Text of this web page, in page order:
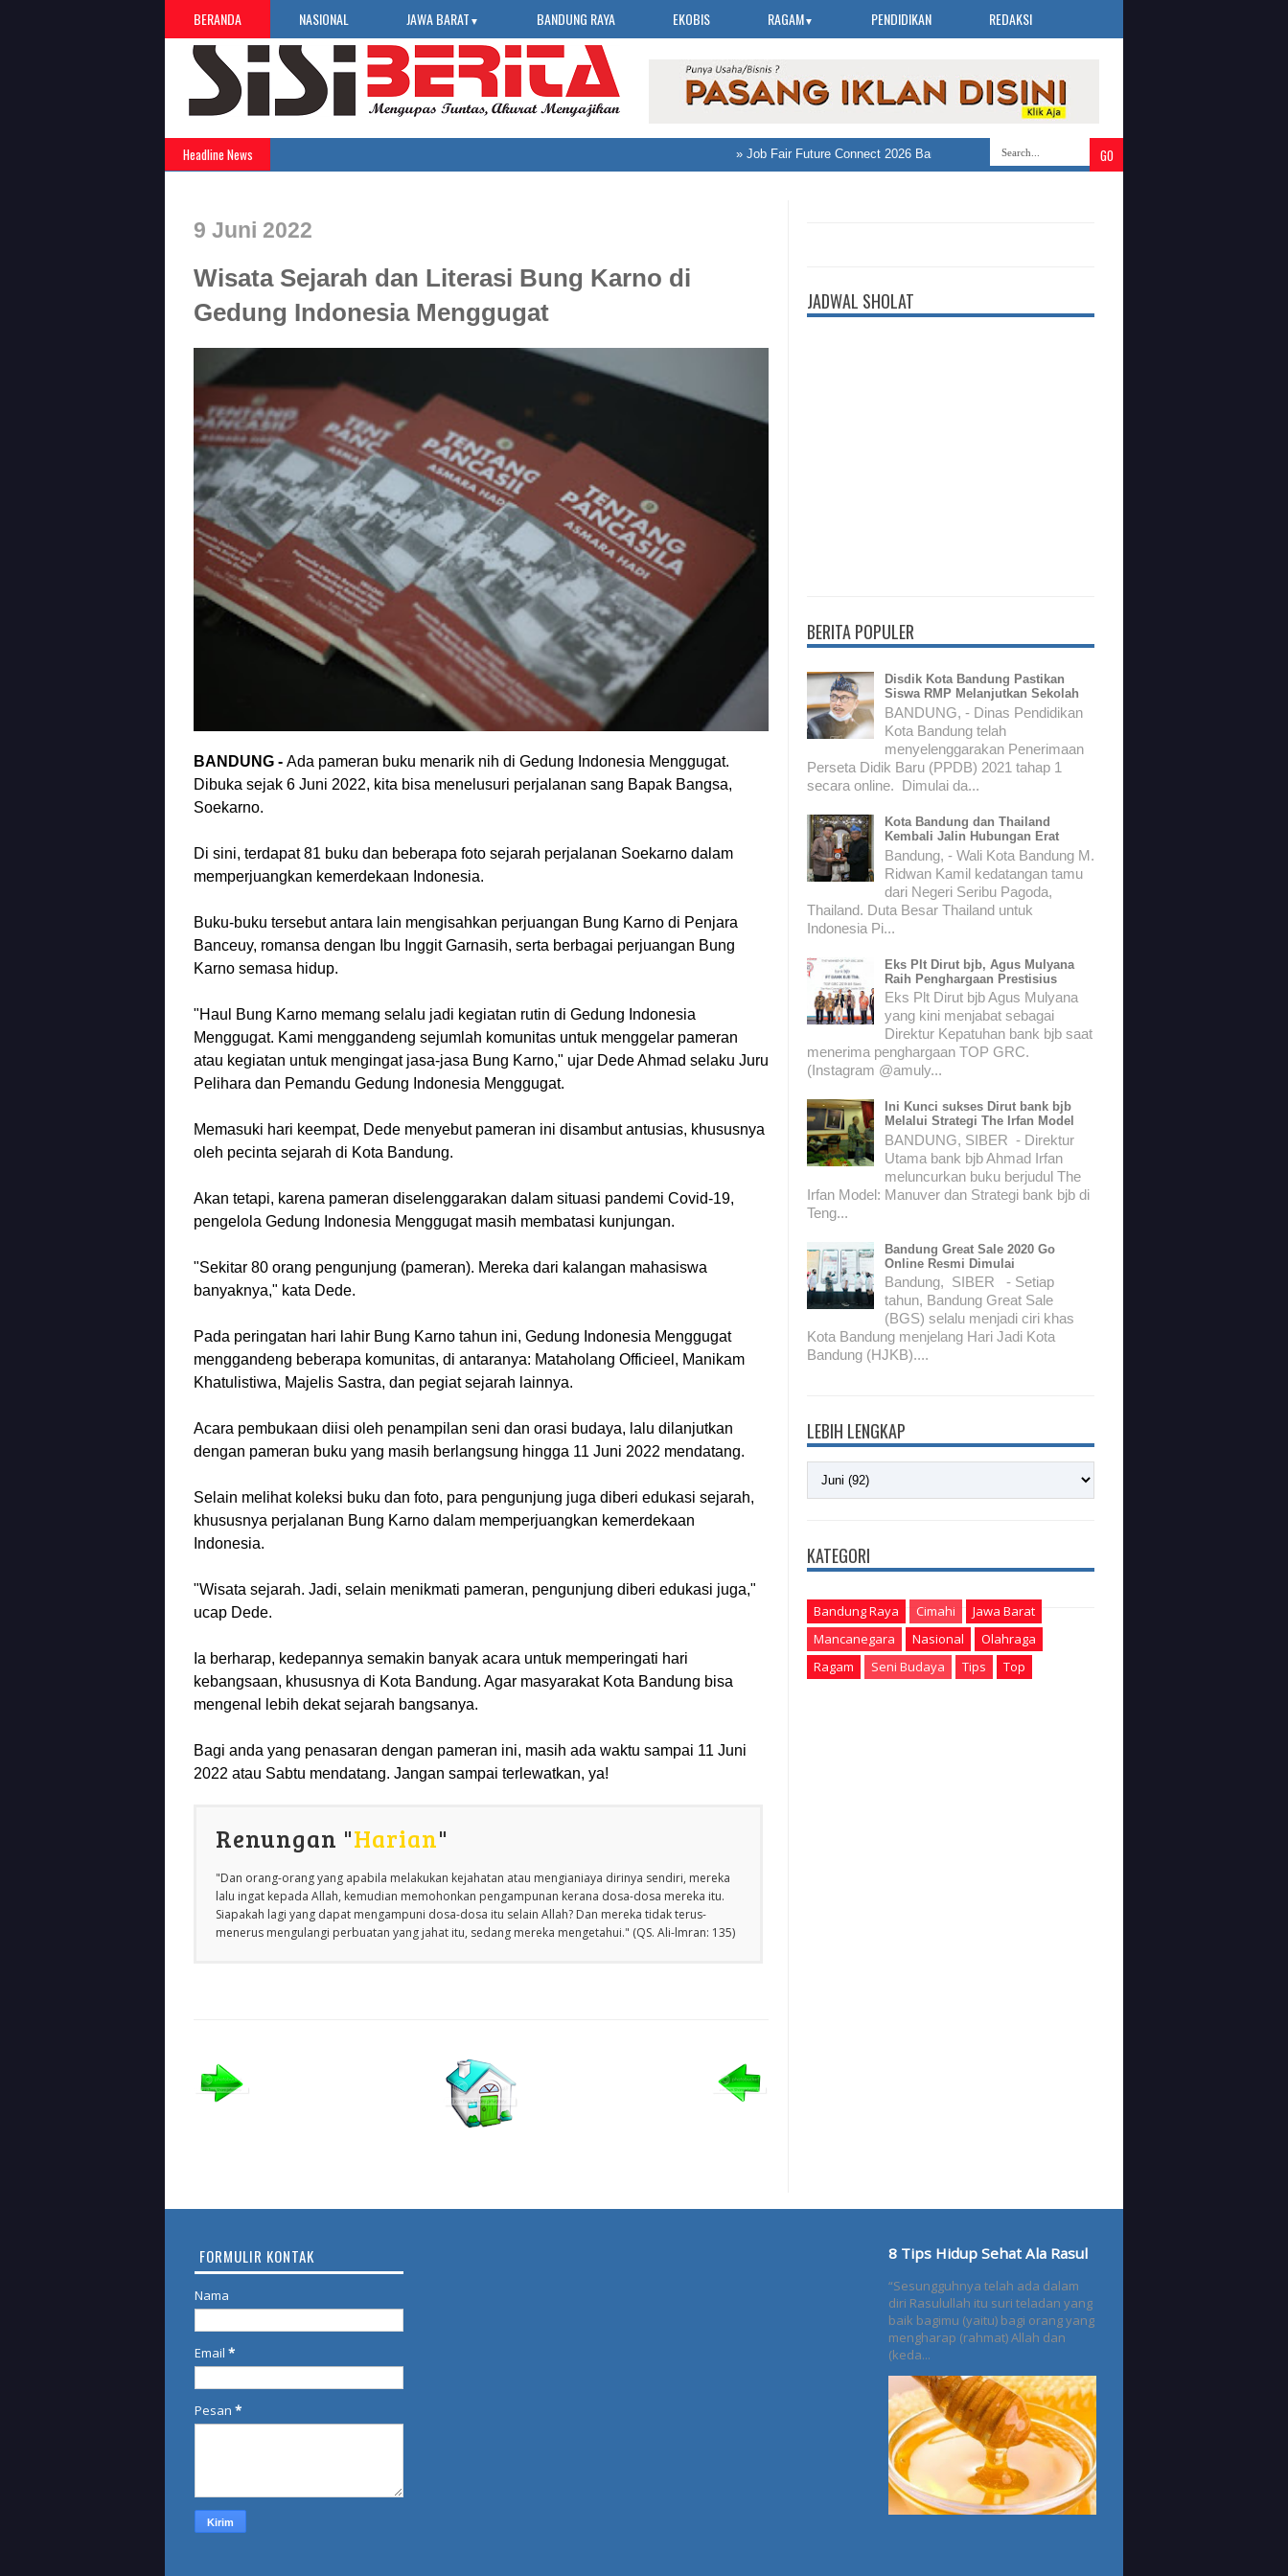
BERANDA NASIONAL JAWA BARAT ▼ BANDUNG RAYA EKOBIS RAGAM▼ PENDIDIKAN REDAKSI
Headline News Job Fair Future Connect 2026 Bandung Selatan Buka 3.019 Lowongan Kerja dari 30 Perusahaan
9 Juni 2022
Wisata Sejarah dan Literasi Bung Karno di
Gedung Indonesia Menggugat
BANDUNG - Ada pameran buku menarik nih di Gedung Indonesia Menggugat.
Dibuka sejak 6 Juni 2022, kita bisa menelusuri perjalanan sang Bapak Bangsa,
Soekarno.
Di sini, terdapat 81 buku dan beberapa foto sejarah perjalanan Soekarno dalam
memperjuangkan kemerdekaan Indonesia.
Buku-buku tersebut antara lain mengisahkan perjuangan Bung Karno di Penjara
Banceuy, romansa dengan Ibu Inggit Garnasih, serta berbagai perjuangan Bung
Karno semasa hidup.
"Haul Bung Karno memang selalu jadi kegiatan rutin di Gedung Indonesia
Menggugat. Kami menggandeng sejumlah komunitas untuk menggelar pameran
atau kegiatan untuk mengingat jasa-jasa Bung Karno," ujar Dede Ahmad selaku Juru
Pelihara dan Pemandu Gedung Indonesia Menggugat.
Memasuki hari keempat, Dede menyebut pameran ini disambut antusias, khususnya
oleh pecinta sejarah di Kota Bandung.
Akan tetapi, karena pameran diselenggarakan dalam situasi pandemi Covid-19,
pengelola Gedung Indonesia Menggugat masih membatasi kunjungan.
"Sekitar 80 orang pengunjung (pameran). Mereka dari kalangan mahasiswa
banyaknya," kata Dede.
Pada peringatan hari lahir Bung Karno tahun ini, Gedung Indonesia Menggugat
menggandeng beberapa komunitas, di antaranya: Mataholang Officieel, Manikam
Khatulistiwa, Majelis Sastra, dan pegiat sejarah lainnya.
Acara pembukaan diisi oleh penampilan seni dan orasi budaya, lalu dilanjutkan
dengan pameran buku yang masih berlangsung hingga 11 Juni 2022 mendatang.
Selain melihat koleksi buku dan foto, para pengunjung juga diberi edukasi sejarah,
khususnya perjalanan Bung Karno dalam memperjuangkan kemerdekaan
Indonesia.
"Wisata sejarah. Jadi, selain menikmati pameran, pengunjung diberi edukasi juga,"
ucap Dede.
Ia berharap, kedepannya semakin banyak acara untuk memperingati hari
kebangsaan, khususnya di Kota Bandung. Agar masyarakat Kota Bandung bisa
mengenal lebih dekat sejarah bangsanya.
Bagi anda yang penasaran dengan pameran ini, masih ada waktu sampai 11 Juni
2022 atau Sabtu mendatang. Jangan sampai terlewatkan, ya!
Renungan "Harian"
"Dan orang-orang yang apabila melakukan kejahatan atau mengianiaya dirinya sendiri, mereka
lalu ingat kepada Allah, kemudian memohonkan pengampunan kerana dosa-dosa mereka itu.
Siapakah lagi yang dapat mengampuni dosa-dosa itu selain Allah? Dan mereka tidak terus-
menerus mengulangi perbuatan yang jahat itu, sedang mereka mengetahui." (QS. Ali-lmran: 135)
JADWAL SHOLAT
BERITA POPULER
Disdik Kota Bandung Pastikan
Siswa RMP Melanjutkan Sekolah
BANDUNG, - Dinas Pendidikan
Kota Bandung telah
menyelenggarakan Penerimaan
Perseta Didik Baru (PPDB) 2021 tahap 1
secara online. Dimulai da...
Kota Bandung dan Thailand
Kembali Jalin Hubungan Erat
Bandung, - Wali Kota Bandung M.
Ridwan Kamil kedatangan tamu
dari Negeri Seribu Pagoda,
Thailand. Duta Besar Thailand untuk
Indonesia Pi...
Eks Plt Dirut bjb, Agus Mulyana
Raih Penghargaan Prestisius
Eks Plt Dirut bjb Agus Mulyana
yang kini menjabat sebagai
Direktur Kepatuhan bank bjb saat
menerima penghargaan TOP GRC.
(Instagram @amuly...
Ini Kunci sukses Dirut bank bjb
Melalui Strategi The Irfan Model
BANDUNG, SIBER - Direktur
Utama bank bjb Ahmad Irfan
meluncurkan buku berjudul The
Irfan Model: Manuver dan Strategi bank bjb di
Teng...
Bandung Great Sale 2020 Go
Online Resmi Dimulai
Bandung, SIBER - Setiap
tahun, Bandung Great Sale
(BGS) selalu menjadi ciri khas
Kota Bandung menjelang Hari Jadi Kota
Bandung (HJKB)....
LEBIH LENGKAP
KATEGORI
Bandung Raya Cimahi
Jawa Barat
Mancanegara
Nasional
Olahraga
Ragam
Seni Budaya Tips Top
FORMULIR KONTAK
Nama
Email *
Pesan *
8 Tips Hidup Sehat Ala Rasul
“Sesungguhnya telah ada dalam
diri Rasulullah itu suri teladan yang
baik bagimu (yaitu) bagi orang yang
mengharap (rahmat) Allah dan
(keda...